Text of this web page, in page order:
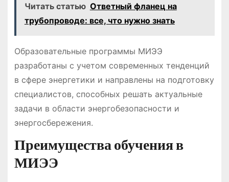
Читать статью Ответный фланец на
трубопроводе: все, что нужно знать
Образовательные программы МИЭЭ
разработаны с учетом современных тенденций
в сфере энергетики и направлены на подготовку
специалистов, способных решать актуальные
задачи в области энергобезопасности и
энергосбережения.
Преимущества обучения в
МИЭЭ